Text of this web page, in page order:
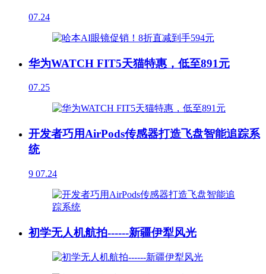
07.24
华为WATCH FIT5天猫特惠，低至891元
07.25
开发者巧用AirPods传感器打造飞盘智能追踪系
统
9 07.24
初学无人机航拍------新疆伊犁风光